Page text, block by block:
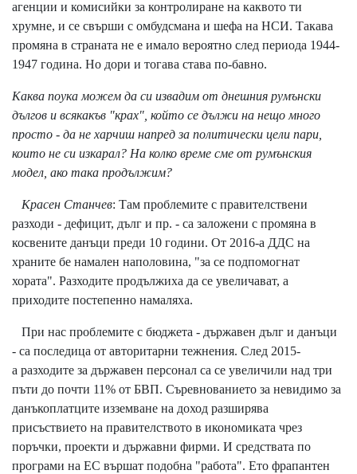
агенции и комисийки за контролиране на каквото ти
хрумне, и се свърши с омбудсмана и шефа на НСИ. Такава
промяна в страната не е имало вероятно след периода 1944-
1947 година. Но дори и тогава става по-бавно.
Каква поука можем да си извадим от днешния румънски
дългов и всякакъв "крах", който се дължи на нещо много
просто - да не харчиш напред за политически цели пари,
които не си изкарал? На колко време сме от румънския
модел, ако така продължим?
Красен Станчев: Там проблемите с правителствени
разходи - дефицит, дълг и пр. - са заложени с промяна в
косвените данъци преди 10 години. От 2016-а ДДС на
храните бе намален наполовина, "за се подпомогнат
хората". Разходите продължиха да се увеличават, а
приходите постепенно намаляха.
При нас проблемите с бюджета - държавен дълг и данъци
- са последица от авторитарни тежнения. След 2015-
а разходите за държавен персонал са се увеличили над три
пъти до почти 11% от БВП. Съревнованието за невидимо за
данъкоплатците изземване на доход разширява
присъствието на правителството в икономиката чрез
поръчки, проекти и държавни фирми. И средствата по
програми на ЕС вършат подобна "работа". Ето фрапантен